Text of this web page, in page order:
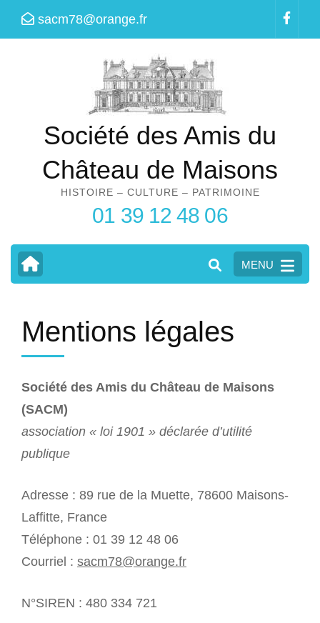
Aller
sacm78@orange.fr
Société des Amis du
Château de Maisons
HISTOIRE – CULTURE – PATRIMOINE
01 39 12 48 06
MENU
Mentions légales
Société des Amis du Château de Maisons
(SACM)
association « loi 1901 » déclarée d’utilité
publique
Adresse : 89 rue de la Muette, 78600 Maisons-
Laffitte, France
Téléphone : 01 39 12 48 06
Courriel : sacm78@orange.fr
N°SIREN : 480 334 721